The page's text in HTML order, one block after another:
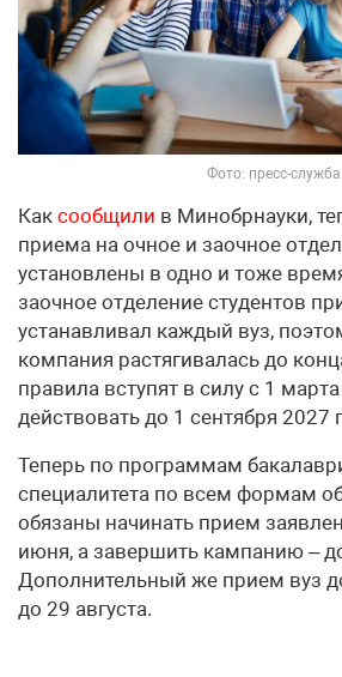
Фото: пресс-
Как сообщили в Минобрнауки,
приема на очное и заочное
установлены в одно и тоже
заочное отделение студентов
устанавливал каждый вуз,
компания растягивалась до
правила вступят в силу с 1
действовать до 1 сентября 2027
Теперь по программам
специалитета по всем формам
обязаны начинать прием
июня, а завершить кампанию –
Дополнительный же прием вуз
до 29 августа.